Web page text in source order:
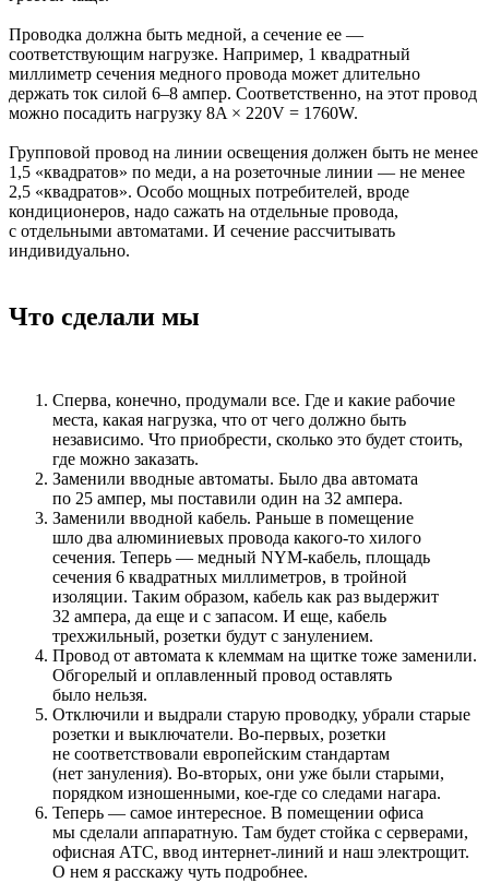
Проводка должна быть медной, а сечение ее —
соответствующим нагрузке. Например, 1 квадратный
миллиметр сечения медного провода может длительно
держать ток силой 6–8 ампер. Соответственно, на этот провод
можно посадить нагрузку 8A × 220V = 1760W.
Групповой провод на линии освещения должен быть не менее
1,5 «квадратов» по меди, а на розеточные линии — не менее
2,5 «квадратов». Особо мощных потребителей, вроде
кондиционеров, надо сажать на отдельные провода,
с отдельными автоматами. И сечение рассчитывать
индивидуально.
Что сделали мы
Сперва, конечно, продумали все. Где и какие рабочие
места, какая нагрузка, что от чего должно быть
независимо. Что приобрести, сколько это будет стоить,
где можно заказать.
Заменили вводные автоматы. Было два автомата
по 25 ампер, мы поставили один на 32 ампера.
Заменили вводной кабель. Раньше в помещение
шло два алюминиевых провода какого-то хилого
сечения. Теперь — медный NYM-кабель, площадь
сечения 6 квадратных миллиметров, в тройной
изоляции. Таким образом, кабель как раз выдержит
32 ампера, да еще и с запасом. И еще, кабель
трехжильный, розетки будут с занулением.
Провод от автомата к клеммам на щитке тоже заменили.
Обгорелый и оплавленный провод оставлять
было нельзя.
Отключили и выдрали старую проводку, убрали старые
розетки и выключатели. Во-первых, розетки
не соответствовали европейским стандартам
(нет зануления). Во-вторых, они уже были старыми,
порядком изношенными, кое-где со следами нагара.
Теперь — самое интересное. В помещении офиса
мы сделали аппаратную. Там будет стойка с серверами,
офисная АТС, ввод интернет-линий и наш электрощит.
О нем я расскажу чуть подробнее.